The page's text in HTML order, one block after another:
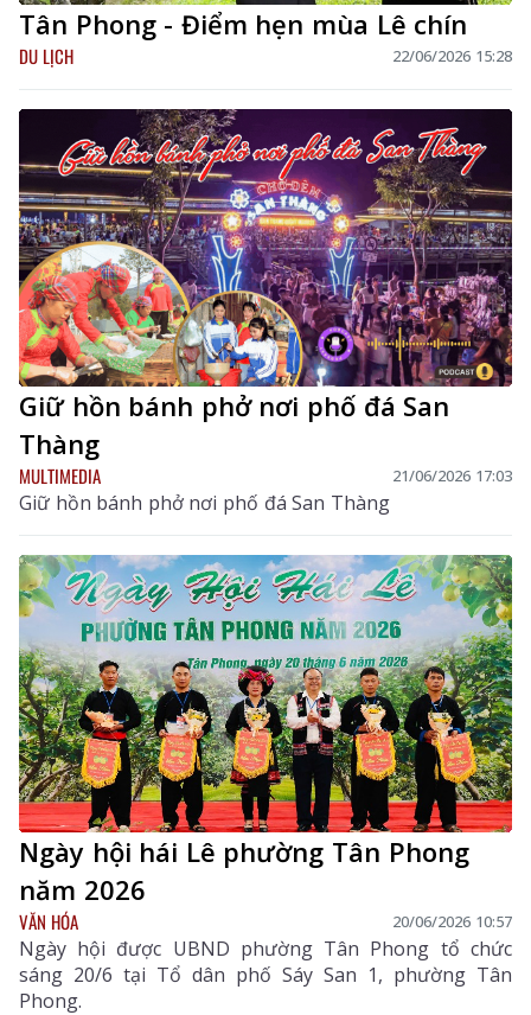
Tân Phong - Điểm hẹn mùa Lê chín
DU LỊCH 22/06/2026 15:28
Giữ hồn bánh phở nơi phố đá San
Thàng
MULTIMEDIA 21/06/2026 17:03
Giữ hồn bánh phở nơi phố đá San Thàng
Ngày hội hái Lê phường Tân Phong
năm 2026
VĂN HÓA 20/06/2026 10:57
Ngày hội được UBND phường Tân Phong tổ chức
sáng 20/6 tại Tổ dân phố Sáy San 1, phường Tân
Phong.